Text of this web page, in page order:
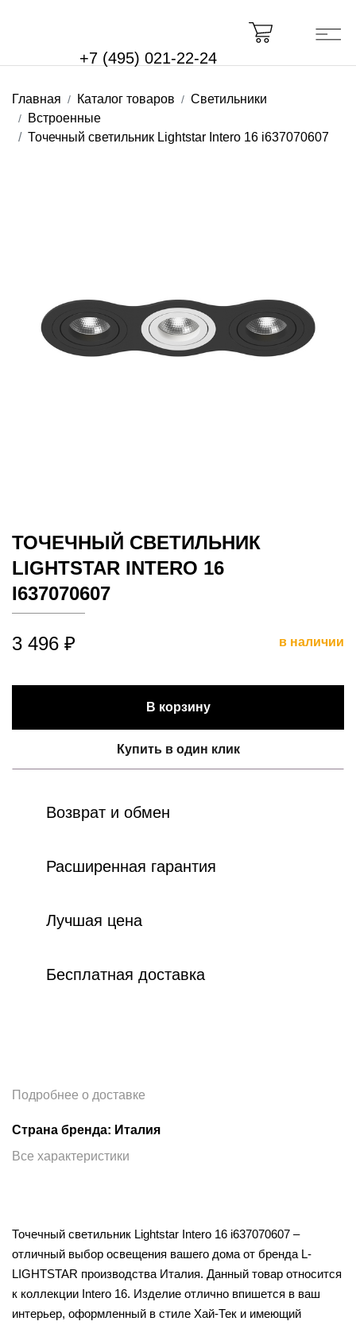
+7 (495) 021-22-24
Главная Каталог товаров
Светильники
Встроенные
Точечный светильник Lightstar Intero 16 i637070607
ТОЧЕЧНЫЙ СВЕТИЛЬНИК
LIGHTSTAR INTERO 16
I637070607
3 496 ₽ в наличии
В корзину
Купить в один клик
Возврат и обмен
Расширенная гарантия
Лучшая цена
Бесплатная доставка
Подробнее о доставке
Страна бренда: Италия
Все характеристики
Точечный светильник Lightstar Intero 16 i637070607 –
отличный выбор освещения вашего дома от бренда L-
LIGHTSTAR производства Италия. Данный товар относится
к коллекции Intero 16. Изделие отлично впишется в ваш
интерьер, оформленный в стиле Хай-Тек и имеющий